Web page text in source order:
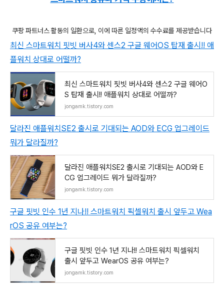
쿠팡 파트너스 활동의 일환으로, 이에 따른 일정액의 수수료를 제공받습니다
최신 스마트워치 핏빗 버사4와 센스2 구글 웨어OS 탑재 출시!! 애
플워치 상대로 어떨까?
최신 스마트워치 핏빗 버사4와 센스2 구글 웨어O
S 탑재 출시!! 애플워치 상대로 어떨까?
jongamk.tistory.com
달라진 애플워치SE2 출시로 기대되는 AOD와 ECG 업그레이드
뭐가 달라질까?
달라진 애플워치SE2 출시로 기대되는 AOD와 E
CG 업그레이드 뭐가 달라질까?
jongamk.tistory.com
구글 핏빗 인수 1년 지나!! 스마트워치 픽셀워치 출시 앞두고 Wea
rOS 공유 여부는?
구글 핏빗 인수 1년 지나!! 스마트워치 픽셀워치
출시 앞두고 WearOS 공유 여부는?
jongamk.tistory.com